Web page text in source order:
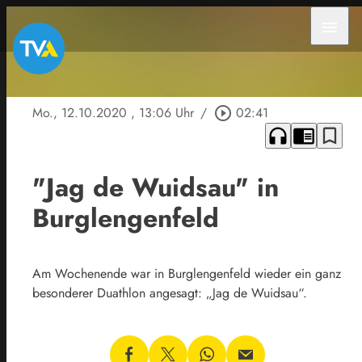
Mo., 12.10.2020 , 13:06 Uhr / play_circle_outline 02:41
headphones chrome_reader_mode bookmark_border
"Jag de Wuidsau" in
Burglengenfeld
Am Wochenende war in Burglengenfeld wieder ein ganz
besonderer Duathlon angesagt: „Jag de Wuidsau“.